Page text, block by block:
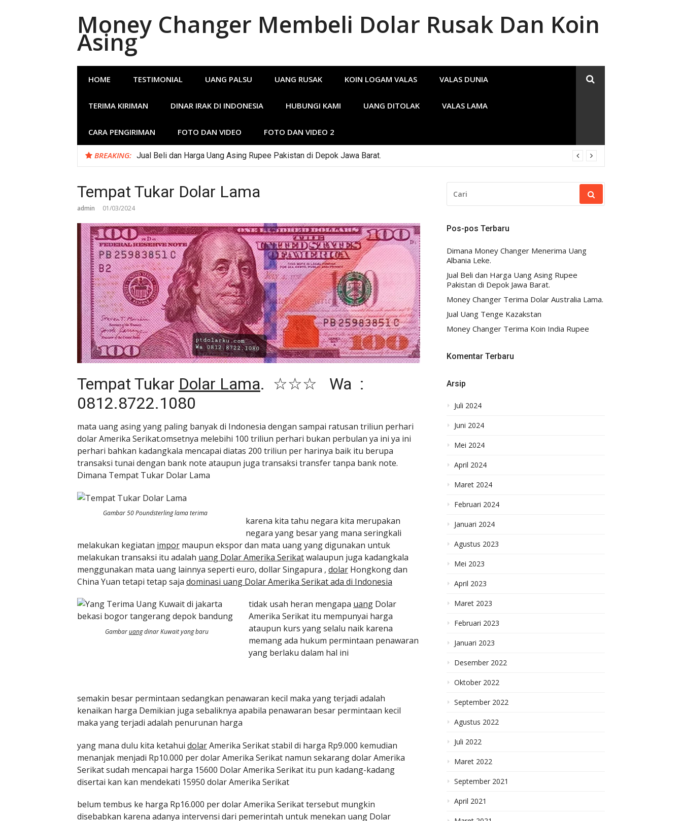
Money Changer Membeli Dolar Rusak Dan Koin
Asing
HOME TESTIMONIAL UANG PALSU UANG RUSAK KOIN LOGAM VALAS VALAS DUNIA
TERIMA KIRIMAN DINAR IRAK DI INDONESIA HUBUNGI KAMI UANG DITOLAK VALAS LAMA
CARA PENGIRIMAN FOTO DAN VIDEO FOTO DAN VIDEO 2
BREAKING: Jual Beli dan Harga Uang Asing Rupee Pakistan di Depok Jawa Barat.
Money Changer Terima Dolar Australia Lama.
Tempat Tukar Dolar Lama
admin 01/03/2024
Tempat Tukar Dolar Lama. ☆☆☆ Wa :
0812.8722.1080
mata uang asing yang paling banyak di Indonesia dengan sampai ratusan triliun perhari
dolar Amerika Serikat.omsetnya melebihi 100 triliun perhari bukan perbulan ya ini ya ini
perhari bahkan kadangkala mencapai diatas 200 triliun per harinya baik itu berupa
transaksi tunai dengan bank note ataupun juga transaksi transfer tanpa bank note.
Dimana Tempat Tukar Dolar Lama
Gambar 50 Poundsterling lama terima
karena kita tahu negara kita merupakan
negara yang besar yang mana seringkali
melakukan kegiatan impor maupun ekspor dan mata uang yang digunakan untuk
melakukan transaksi itu adalah uang Dolar Amerika Serikatwalaupun juga kadangkala
menggunakan mata uang lainnya seperti euro, dollar Singapura , dolar Hongkong dan
China Yuan tetapi tetap saja dominasi uang Dolar Amerika Serikat ada di Indonesia
Gambaruangdinar Kuwait yang baru
tidak usah heran mengapa uang Dolar
Amerika Serikat itu mempunyai harga
ataupun kurs yang selalu naik karena
memang ada hukum permintaan penawaran
yang berlaku dalam hal ini
semakin besar permintaan sedangkan penawaran kecil maka yang terjadi adalah
kenaikan harga Demikian juga sebaliknya apabila penawaran besar permintaan kecil
maka yang terjadi adalah penurunan harga
yang mana dulu kita ketahui dolarAmerika Serikat stabil di harga Rp9.000 kemudian
menanjak menjadi Rp10.000 per dolar Amerika Serikat namun sekarang dolar Amerika
Serikat sudah mencapai harga 15600 Dolar Amerika Serikat itu pun kadang-kadang
disertai kan kan mendekati 15950 dolar Amerika Serikat
belum tembus ke harga Rp16.000 per dolar Amerika Serikat tersebut mungkin
disebabkan karena adanya intervensi dari pemerintah untuk menekan uang Dolar
UNTUK:
Pos-pos Terbaru
Dimana Money Changer Menerima Uang
Albania Leke.
Jual Beli dan Harga Uang Asing Rupee
Pakistan di Depok Jawa Barat.
Money Changer Terima Dolar Australia Lama.
Jual Uang Tenge Kazakstan
Money Changer Terima Koin India Rupee
Komentar Terbaru
Arsip
Juli 2024
Juni 2024
Mei 2024
April 2024
Maret 2024
Februari 2024
Januari 2024
Agustus 2023
Mei 2023
April 2023
Maret 2023
Februari 2023
Januari 2023
Desember 2022
Oktober 2022
September 2022
Agustus 2022
Juli 2022
Maret 2022
September 2021
April 2021